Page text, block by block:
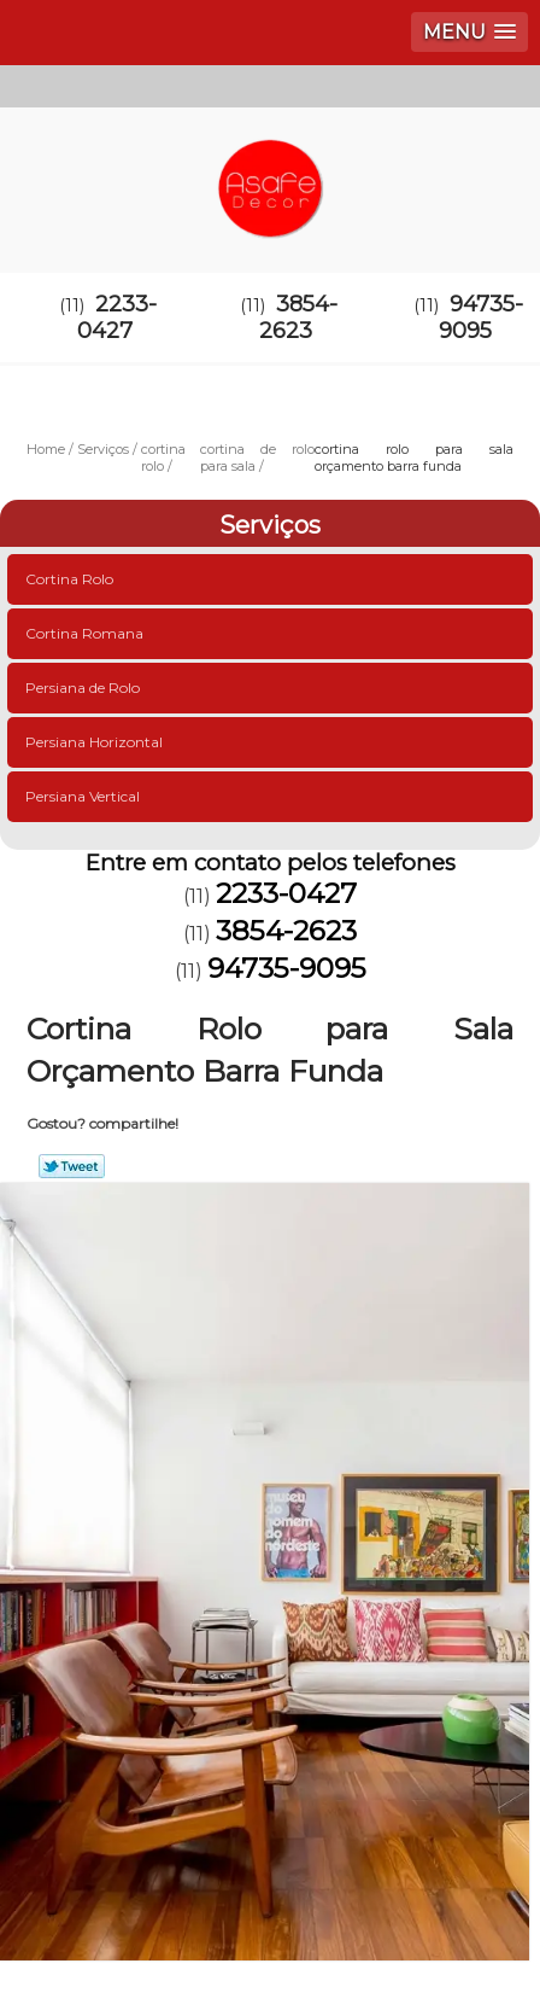
MENU
(11) 2233-
0427
(11) 3854-
2623
(11) 94735-
9095
Home Serviços
cortina
rolo
cortina de rolo
para sala
cortina rolo para sala
orçamento barra funda
Serviços
Cortina Rolo
Cortina Romana
Persiana de Rolo
Persiana Horizontal
Persiana Vertical
Entre em contato pelos telefones
(11) 2233-0427
(11) 3854-2623
(11) 94735-9095
Cortina Rolo para Sala
Orçamento Barra Funda
Gostou? compartilhe!